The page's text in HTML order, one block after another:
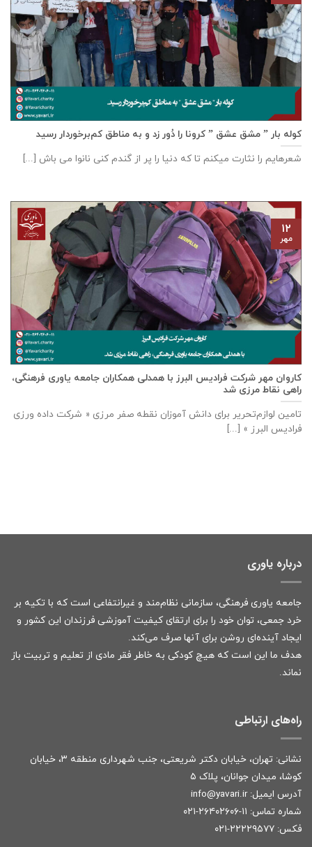
کوله بار ” مشق عشق ” کرونا را دُور زد و به مناطق کم‌برخوردار رسید
شعرهایم را نثارت میکنم تا که دنیا را پر از گندم کنی نانوا می باش [...]
كاروان مهر شرکت فرادیس البرز با همدلی همکاران جامعه یاوری فرهنگی،
راهی نقاط مرزی شد
تامين لوازم‌تحرير برای دانش آموزان نقطه صفر مرزی « شرکت داده ورزی
فراديس البرز » [...]
۱۲
مهر
درباره یاوری
جامعه یاوری فرهنگی، سازمانی نظام‌مند و غیرانتفاعی است که با تکیه بر
خرد جمعی، توان خود را برای ارتقای کیفیت آموزشی فرزندان این کشور و
ایجاد آینده‌ای روشن برای آنها صرف می‌کند.
هدف ما این است که هیچ کودکی به خاطر فقر مادی از تعلیم و تربیت باز
نماند.
راه‌های ارتباطی
نشانی: تهران، خیابان دکتر شریعتی، جنب شهرداری منطقه ۳، خیابان
کوشا، میدان جوانان، پلاک ۵
آدرس ایمیل: info@yavari.ir
شماره تماس: ۱۱-۲۶۴۰۲۶۰۶-۰۲۱
فکس: ۲۲۲۲۹۵۷۷-۰۲۱